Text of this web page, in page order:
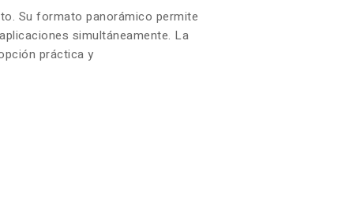
Su formato panorámico permite
simultáneamente. La
práctica y